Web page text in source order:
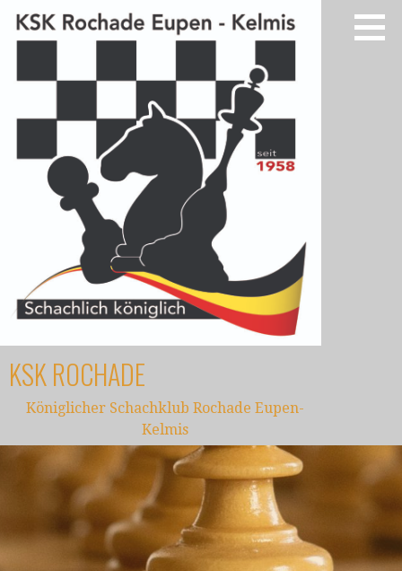
Zum
Inhalt
KSK ROCHADE
Königlicher Schachklub Rochade Eupen-
Kelmis